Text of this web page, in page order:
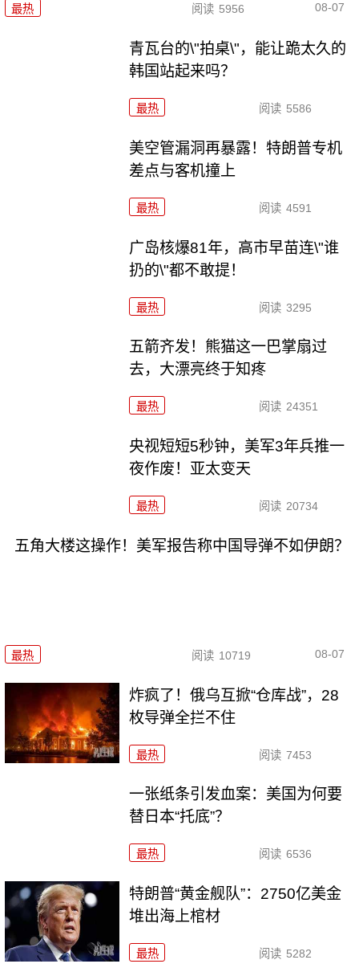
最热 阅读 5956 08-07
青瓦台的\"拍桌\"，能让跪太久的
韩国站起来吗？
最热 阅读 5586
美空管漏洞再暴露！特朗普专机
差点与客机撞上
最热 阅读 4591
广岛核爆81年，高市早苗连\"谁
扔的\"都不敢提！
最热 阅读 3295
五箭齐发！熊猫这一巴掌扇过
去，大漂亮终于知疼
最热 阅读 24351
央视短短5秒钟，美军3年兵推一
夜作废！亚太变天
最热 阅读 20734
五角大楼这操作！美军报告称中国导弹不如伊朗？
最热 阅读 10719 08-07
炸疯了！俄乌互掀“仓库战”，28
枚导弹全拦不住
最热 阅读 7453
一张纸条引发血案：美国为何要
替日本“托底”？
最热 阅读 6536
特朗普“黄金舰队”：2750亿美金
堆出海上棺材
最热 阅读 5282